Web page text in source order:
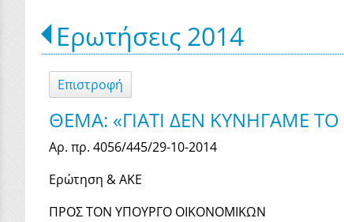
Ερωτήσεις 2014
Επιστροφή
ΘΕΜΑ: «ΓΙΑΤΙ ΔΕΝ ΚΥΝΗΓΑΜΕ
Αρ. πρ. 4056/445/29-10-2014
Ερώτηση & AKE
ΠΡΟΣ ΤΟΝ ΥΠΟΥΡΓΟ ΟΙΚΟΝΟΜΙΚΩΝ